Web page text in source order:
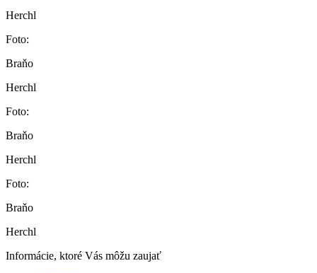
Herchl
Foto:
Braňo
Herchl
Foto:
Braňo
Herchl
Foto:
Braňo
Herchl
Informácie, ktoré Vás môžu zaujať